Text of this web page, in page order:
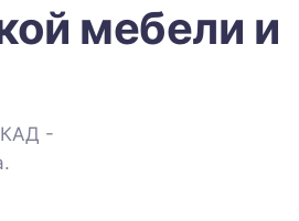
мебели и
КАД -